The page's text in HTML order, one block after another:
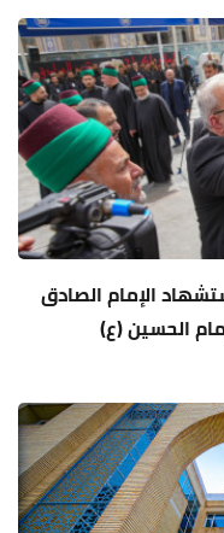
الإمام الصادق
الحسين (ع)